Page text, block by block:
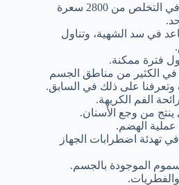
تناول ورق الغار يساعد في التخلص من 2800 سعرة
في سد الشهية، وتناول
فترة ممكنة.
في الكثير من مناطق الجسم
وتعرفنا على ذلك في السابق.
الفم الكريهة.
ينتج من وجع الأسنان.
الهضم.
تهدئة اضطرابات الجهاز
الموجودة بالجسم.